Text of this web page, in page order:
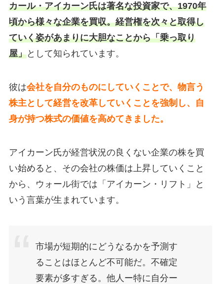
カール・アイカーン氏は著名な投資家で、1970年
頃から様々な企業を買収。経営権を次々と取得し
ていく姿があまりに大胆なことから「乗っ取り
屋」として知られています。
彼は会社を自分のものにしていくことで、物言う
株主として経営を改革していくことを強制し、自
身が持つ株式の価値を高めてきました。
アイカーン氏が経営状況の良くない企業の株を買
い始めると、その会社の株価は上昇していくこと
から、ウォール街では「アイカーン・リフト」と
いう言葉が生まれています。
市場が短期的にどうなるかを予測す
ることはほとんど不可能だ。不確定
要素が多すぎる。他人ー特に自分ー